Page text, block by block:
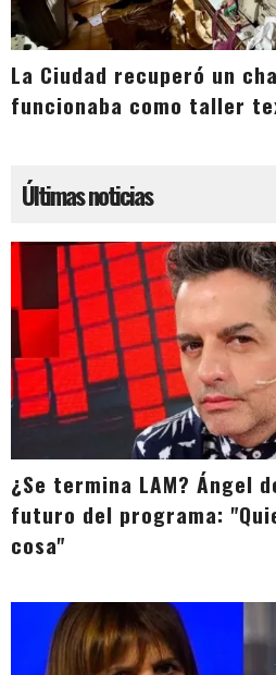
La Ciudad recuperó un
funcionaba como taller
Últimas noticias
¿Se termina LAM? Ángel
futuro del programa:
cosa"